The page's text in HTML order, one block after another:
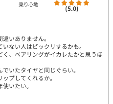
乗り心地 (5.0)
いありません。
ない人はビックリするかも。
、ベアリングがイカレたかと思うほ
いたタイヤと同じぐらい。
プしてくれるか。
いたい。